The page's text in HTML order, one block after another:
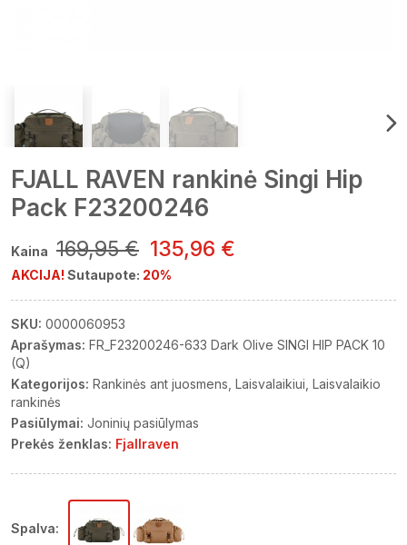
FJALL RAVEN rankinė Singi Hip
Pack F23200246
Kaina 169,95 € 135,96 €
AKCIJA! Sutaupote: 20%
SKU: 0000060953
Aprašymas: FR_F23200246-633 Dark Olive SINGI HIP PACK 10
(Q)
Kategorijos: Rankinės ant juosmens Laisvalaikiui Laisvalaikio
rankinės
Pasiūlymai: Joninių pasiūlymas
Prekės ženklas: Fjallraven
Spalva: